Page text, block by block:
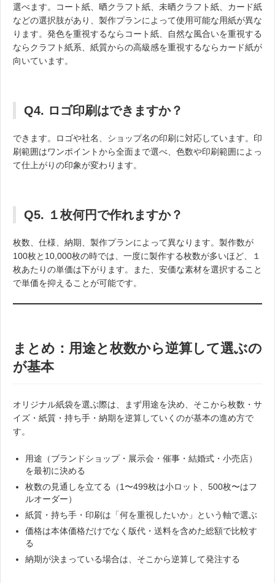
選べます。コート紙、晒クラフト紙、未晒クラフト紙、カード紙
などの選択肢があり、製作プランによって使用可能な用紙が異な
ります。発色を重視するならコート紙、自然な風合いを重視する
ならクラフト紙系、紙質からの高級感を重視するならカード紙が
向いています。
Q4. ロゴ印刷はできますか？
できます。ロゴや社名、ショップ名の印刷に対応しています。印
刷範囲はワンポイントから全面まで選べ、色数や印刷範囲によっ
て仕上がりの印象が変わります。
Q5. １枚何円で作れますか？
枚数、仕様、納期、製作プランによって異なります。製作数が
100枚と10,000枚の時では、一度に製作する枚数が多いほど、１
枚あたりの単価は下がります。また、安価な素材を選択すること
で単価を抑えることが可能です。
まとめ：用途と枚数から逆算して選ぶの
が基本
オリジナル紙袋を選ぶ際は、まず用途を決め、そこから枚数・サ
イズ・紙質・持ち手・納期を逆算していくのが基本の進め方で
す。
用途（ブランドショップ・展示会・催事・結婚式・小売店）
を最初に決める
枚数の見通しを立てる（1〜499枚は小ロット、500枚〜はフ
ルオーダー）
紙質・持ち手・印刷は「何を重視したいか」という軸で選ぶ
価格は本体価格だけでなく版代・送料を含めた総額で比較す
る
納期が決まっている場合は、そこから逆算して発注する